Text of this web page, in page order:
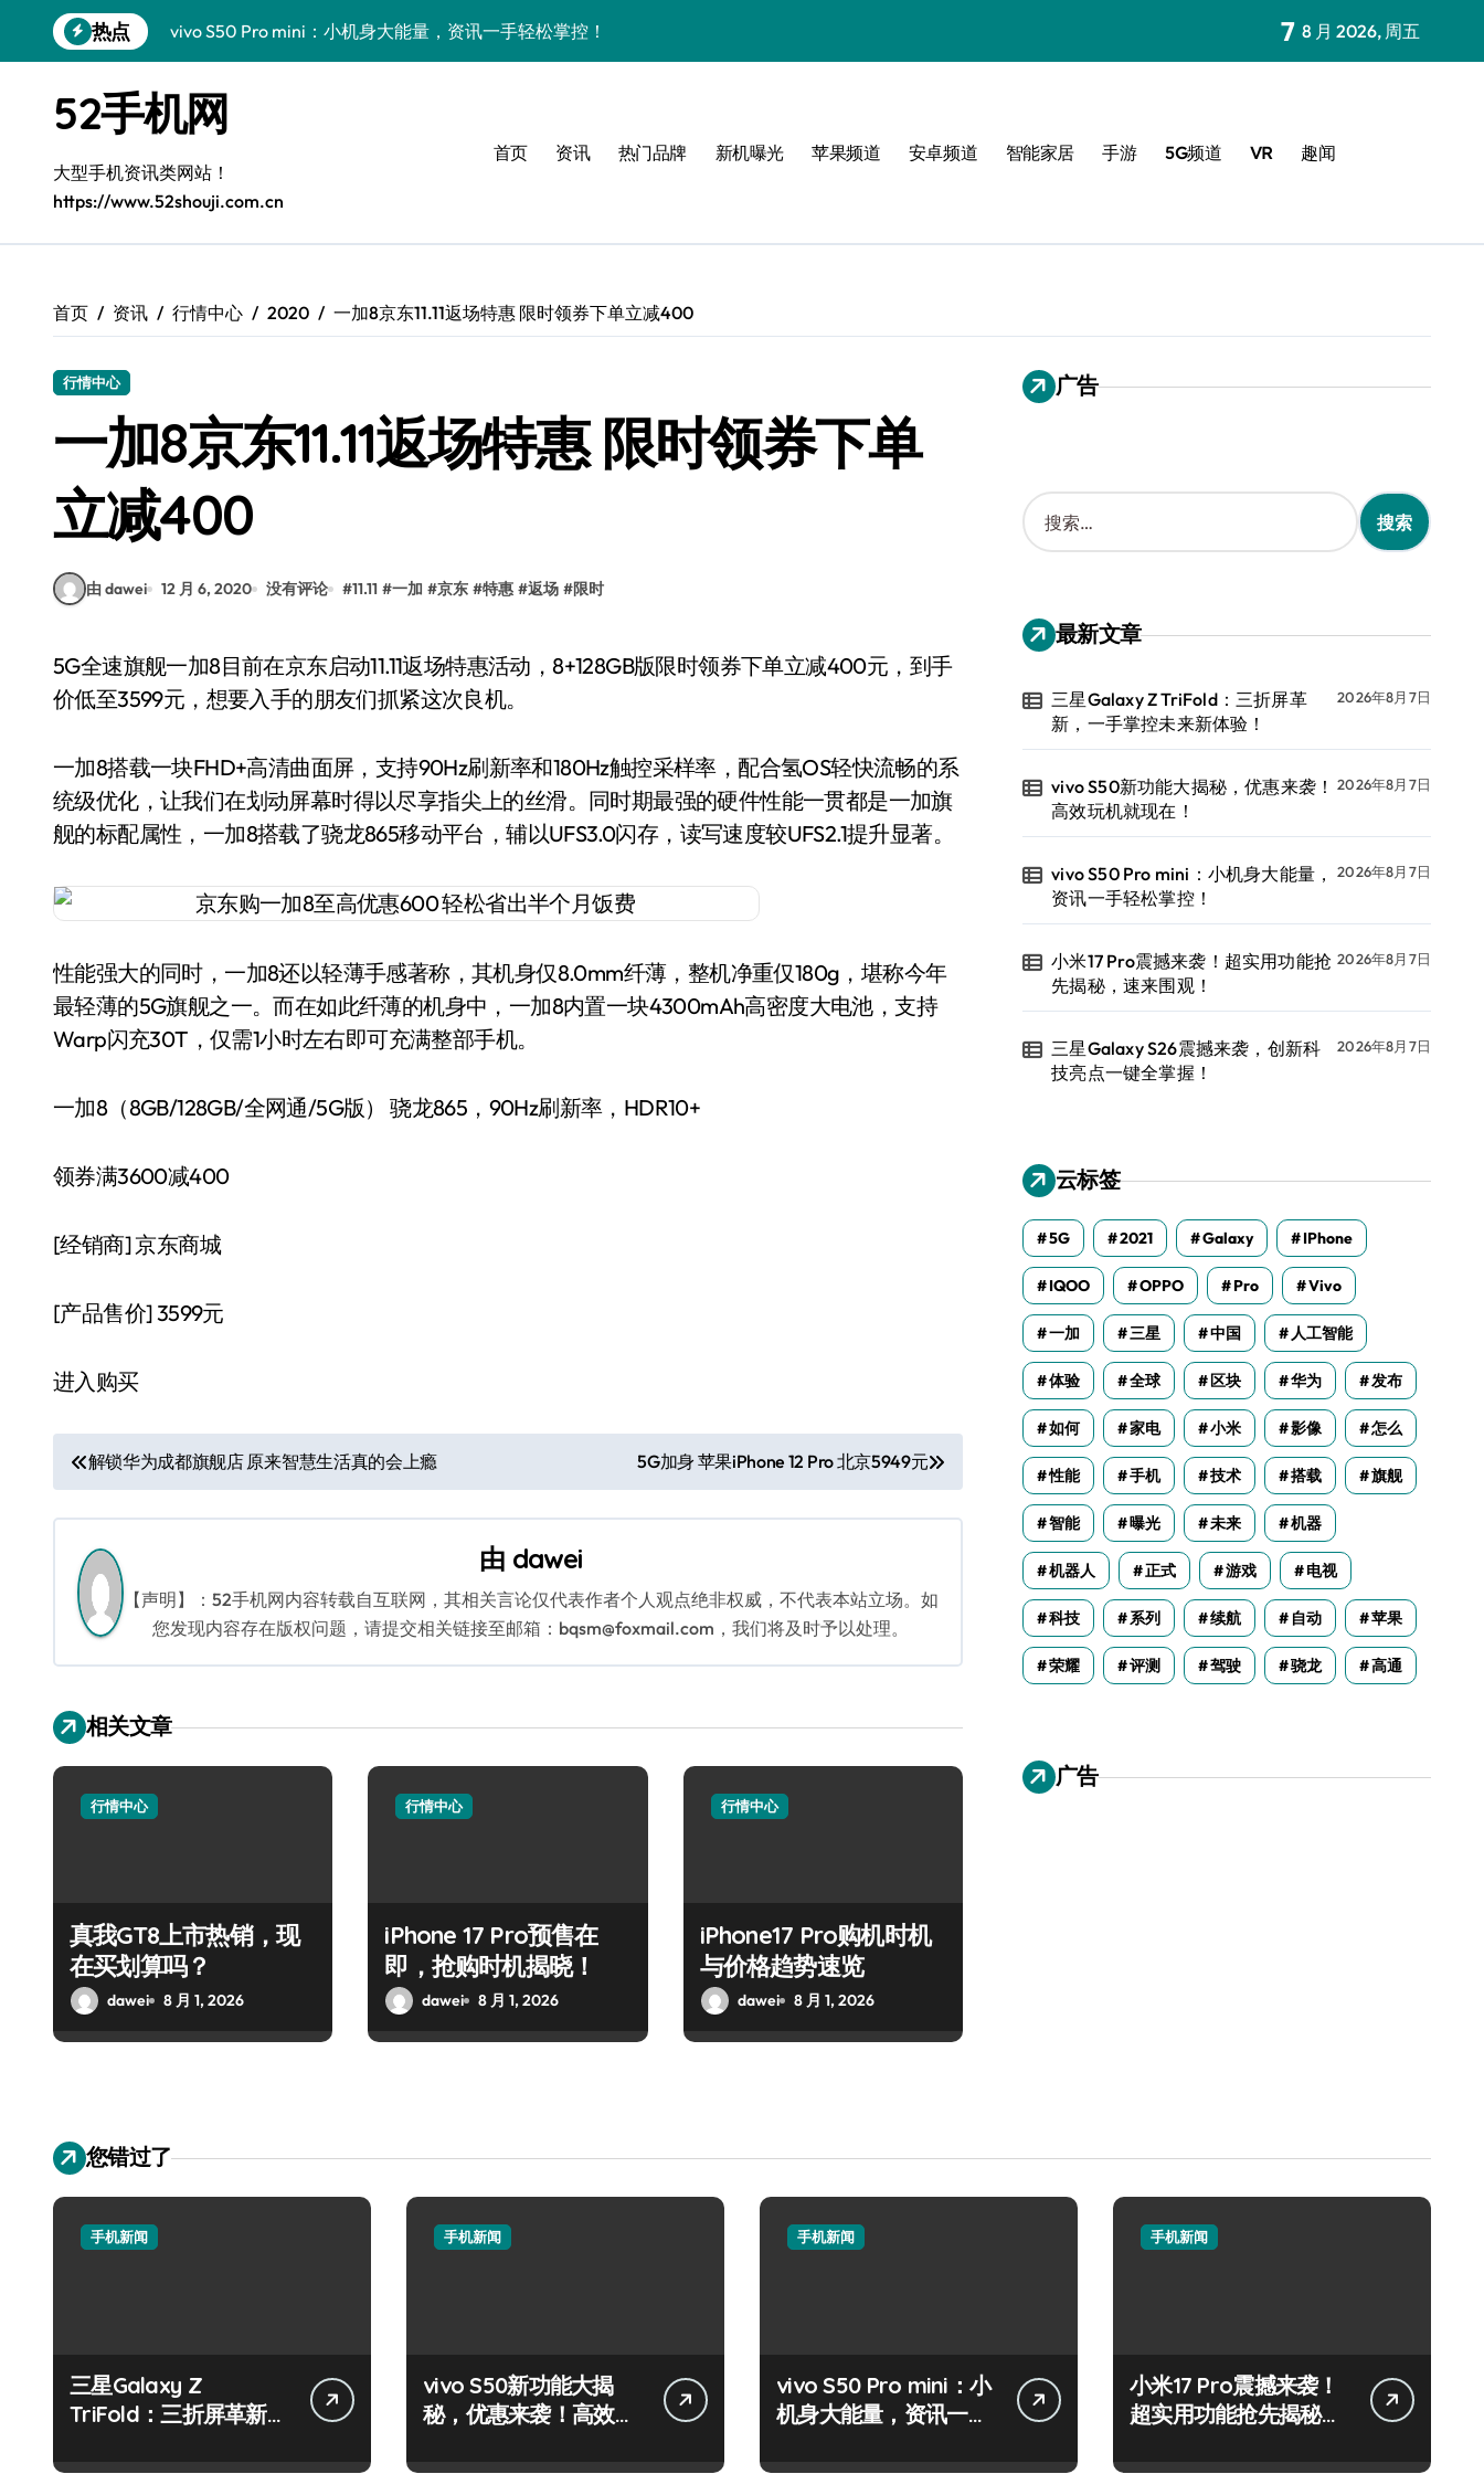
到
热点
vivo S50 Pro mini：小机身大能量，资讯一手轻松掌控！
三星Galaxy S26震撼来袭，创新科技亮点一键全掌握！
Galaxy S25 Ultra颜值封神！定制主题潮爆了！
Galaxy S24+惊艳上市，秒变手机美学高手！
Galaxy S26+颜值爆升秘诀大公开
Galaxy Z Flip6：折叠时尚，尽享炫美新体验
7 8 月 2026, 周五
52手机网
大型手机资讯类网站！
https://www.52shouji.com.cn
首页 资讯 热门品牌 新机曝光 苹果频道 安卓频道 智能家居 手游 5G频道 VR 趣闻
首页 资讯 行情中心 2020 一加8京东11.11返场特惠 限时领券下单立减400
行情中心
一加8京东11.11返场特惠 限时领券下单
立减400
由 dawei 12 月 6, 2020 没有评论 #11.11 #一加 #京东 #特惠 #返场 #限时
5G全速旗舰一加8目前在京东启动11.11返场特惠活动，8+128GB版限时领券下单立减400元，到手
价低至3599元，想要入手的朋友们抓紧这次良机。
一加8搭载一块FHD+高清曲面屏，支持90Hz刷新率和180Hz触控采样率，配合氢OS轻快流畅的系
统级优化，让我们在划动屏幕时得以尽享指尖上的丝滑。同时期最强的硬件性能一贯都是一加旗
舰的标配属性，一加8搭载了骁龙865移动平台，辅以UFS3.0闪存，读写速度较UFS2.1提升显著。
性能强大的同时，一加8还以轻薄手感著称，其机身仅8.0mm纤薄，整机净重仅180g，堪称今年
最轻薄的5G旗舰之一。而在如此纤薄的机身中，一加8内置一块4300mAh高密度大电池，支持
Warp闪充30T，仅需1小时左右即可充满整部手机。
一加8（8GB/128GB/全网通/5G版） 骁龙865，90Hz刷新率，HDR10+
领券满3600减400
[经销商]京东商城
[产品售价]3599元
进入购买
文
章
导
航
解锁华为成都旗舰店 原来智慧生活真的会上瘾 5G加身 苹果iPhone 12 Pro 北京5949元
由 dawei
【声明】：52手机网内容转载自互联网，其相关言论仅代表作者个人观点绝非权威，不代表本站立场。如
您发现内容存在版权问题，请提交相关链接至邮箱：bqsm@foxmail.com，我们将及时予以处理。
相关文章
行情中心
真我GT8上市热销，现
在买划算吗？
dawei 8 月 1, 2026
行情中心
iPhone 17 Pro预售在
即，抢购时机揭晓！
dawei 8 月 1, 2026
行情中心
iPhone17 Pro购机时机
与价格趋势速览
dawei 8 月 1, 2026
广告
搜
索
：
最新文章
三星Galaxy Z TriFold：三折屏革
新，一手掌控未来新体验！
2026年8月7日
vivo S50新功能大揭秘，优惠来袭！
高效玩机就现在！
2026年8月7日
vivo S50 Pro mini：小机身大能量，
资讯一手轻松掌控！
2026年8月7日
小米17 Pro震撼来袭！超实用功能抢
先揭秘，速来围观！
2026年8月7日
三星Galaxy S26震撼来袭，创新科
技亮点一键全掌握！
2026年8月7日
云标签
5G 2021 Galaxy IPhone
IQOO OPPO Pro Vivo
一加 三星 中国 人工智能
体验 全球 区块 华为 发布
如何 家电 小米 影像 怎么
性能 手机 技术 搭载 旗舰
智能 曝光 未来 机器
机器人 正式 游戏 电视
科技 系列 续航 自动 苹果
荣耀 评测 驾驶 骁龙 高通
广告
您错过了
手机新闻
三星Galaxy Z
TriFold：三折屏革新，
手机新闻
vivo S50新功能大揭
秘，优惠来袭！高效玩
手机新闻
vivo S50 Pro mini：小
机身大能量，资讯一手
手机新闻
小米17 Pro震撼来袭！
超实用功能抢先揭秘，